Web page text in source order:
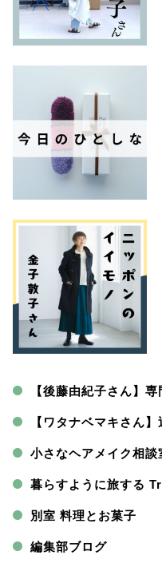
【後藤由紀子さん】
【ワタナベマキさん
小さなヘアメイク相談
暮らすように旅する
別室 料理とお菓子
編集部ブログ